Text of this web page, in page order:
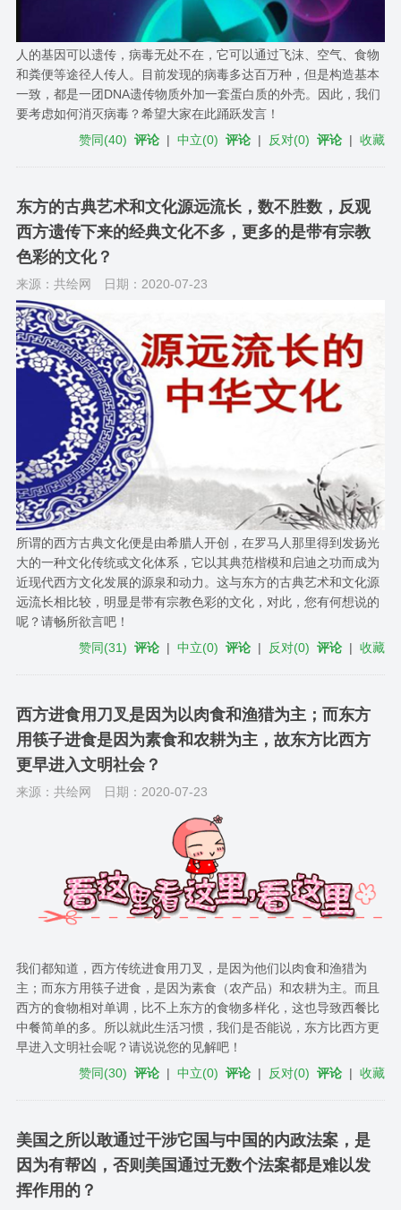
人的基因可以遗传，病毒无处不在，它可以通过飞沫、空气、食物
和粪便等途径人传人。目前发现的病毒多达百万种，但是构造基本
一致，都是一团DNA遗传物质外加一套蛋白质的外壳。因此，我们
要考虑如何消灭病毒？希望大家在此踊跃发言！
赞同(40) 评论 |中立(0) 评论 | 反对(0) 评论 |收藏
东方的古典艺术和文化源远流长，数不胜数，反观
西方遗传下来的经典文化不多，更多的是带有宗教
色彩的文化？
来源：共绘网 日期：2020-07-23
所谓的西方古典文化便是由希腊人开创，在罗马人那里得到发扬光
大的一种文化传统或文化体系，它以其典范楷模和启迪之功而成为
近现代西方文化发展的源泉和动力。这与东方的古典艺术和文化源
远流长相比较，明显是带有宗教色彩的文化，对此，您有何想说的
呢？请畅所欲言吧！
赞同(31) 评论 |中立(0) 评论 | 反对(0) 评论 |收藏
西方进食用刀叉是因为以肉食和渔猎为主；而东方
用筷子进食是因为素食和农耕为主，故东方比西方
更早进入文明社会？
来源：共绘网 日期：2020-07-23
我们都知道，西方传统进食用刀叉，是因为他们以肉食和渔猎为
主；而东方用筷子进食，是因为素食（农产品）和农耕为主。而且
西方的食物相对单调，比不上东方的食物多样化，这也导致西餐比
中餐简单的多。所以就此生活习惯，我们是否能说，东方比西方更
早进入文明社会呢？请说说您的见解吧！
赞同(30) 评论 |中立(0) 评论 | 反对(0) 评论 |收藏
美国之所以敢通过干涉它国与中国的内政法案，是
因为有帮凶，否则美国通过无数个法案都是难以发
挥作用的？